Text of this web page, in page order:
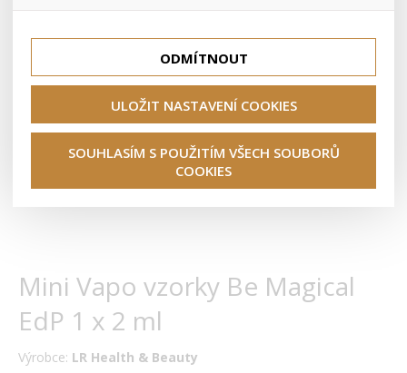
Mini Vapo vzorky Be Magical
EdP 1 x 2 ml
Výrobce: LR Health & Beauty
se nevhodným doporučením produktů či jiným
nedůležitým nabídkám.
marketingové kampaně.
ODMÍTNOUT
ULOŽIT NASTAVENÍ COOKIES
SOUHLASÍM S POUŽITÍM VŠECH SOUBORŮ
COOKIES